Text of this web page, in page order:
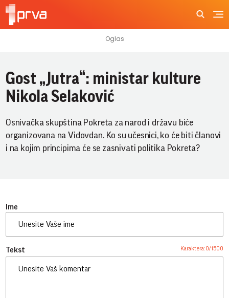
Gost „Jutra“: ministar kulture
Nikola Selaković
Osnivačka skupština Pokreta za narod i državu biće
organizovana na Vidovdan. Ko su učesnici, ko će biti članovi
i na kojim principima će se zasnivati politika Pokreta?
Ime
Tekst Karaktera:0/1500